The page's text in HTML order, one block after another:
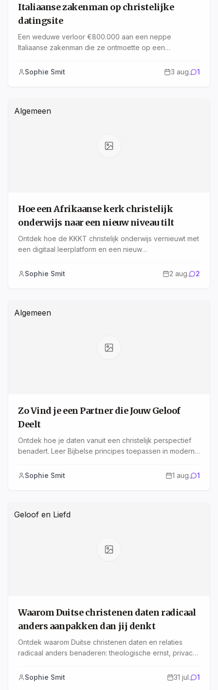
Italiaanse zakenman op christelijke
datingsite
Een weduwe verloor €800.000 aan een neppe
Italiaanse zakenman die ze ontmoette op een
werkte en hoe jij jezelf kunt beschermen.
Sophie Smit 3 aug. 1
Algemeen
Hoe een Afrikaanse kerk christelijk
onderwijs naar een nieuw niveau tilt
Ontdek hoe de KKKT christelijk onderwijs vernieuwt met
een digitaal leerplatform en een nieuw
hiervan kunnen leren.
Sophie Smit 2 aug. 2
Algemeen
Zo Vind je een Partner die Jouw Geloof
Deelt
Ontdek hoe je daten vanuit een christelijk perspectief
benadert. Leer Bijbelse principes toepassen in moderne
Praktisch en eerlijk.
Sophie Smit 1 aug. 1
Geloof en Liefd
Waarom Duitse christenen daten radicaal
anders aanpakken dan jij denkt
Ontdek waarom Duitse christenen daten en relaties
radicaal anders benaderen: theologische ernst, privacy
Sophie Smit
31 jul. 1